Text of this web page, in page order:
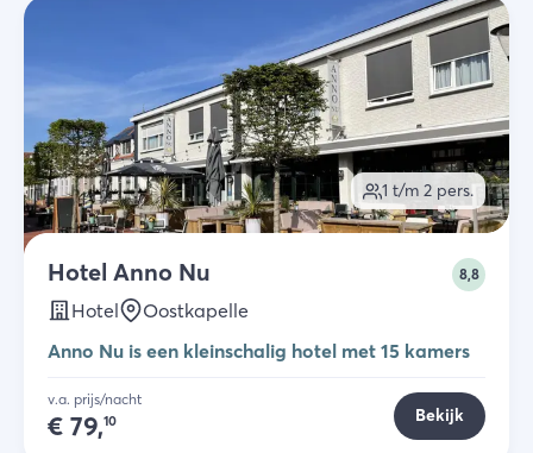
1 t/m 2 pers.
Hotel Anno Nu 8,8
Hotel
Oostkapelle
Anno Nu is een kleinschalig hotel met 15 kamers
v.a. prijs/nacht
€ 79,10 Bekijk